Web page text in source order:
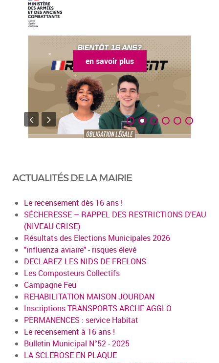
en savoir plus
ACTUALITÉS DE LA MAIRIE
Le recensement dès 16 ans !
SÉCHERESSE – RAPPEL DES RESTRICTIONS D'EAU
(NIVEAU CRISE)
Résultats des Elections Municipales 2026
"influenza aviaire" - risques élevé
DECLAREZ LES NIDS DE FRELONS
Les Composteurs Collectifs
Campagne Feu
REHABILITATION MAISON JOURDAN
Inscriptions TRANSPORTS ARCHE AGGLO
PERMANENCES : service Habitat
Le recensement à 16 ans !
Bulletin Municipal N°52 - 2025
LA SCLEROSE EN PLAQUE